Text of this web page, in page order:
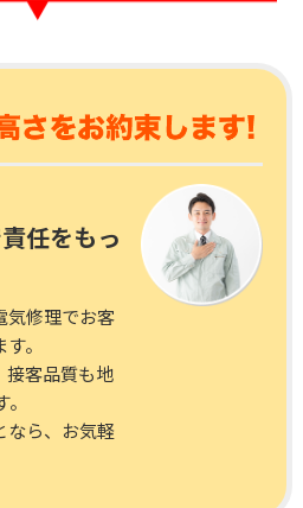
任をもっ
気修理でお客
。
接客品質も地
なら、お気軽